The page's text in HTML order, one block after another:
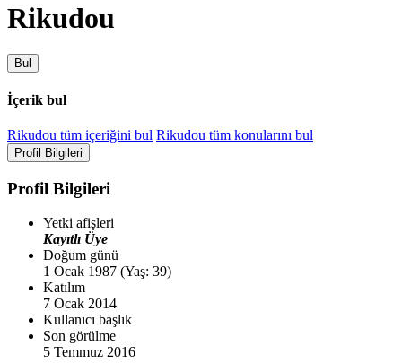
Rikudou
Bul
İçerik bul
Rikudou tüm içeriğini bul Rikudou tüm konularını bul
Profil Bilgileri
Profil Bilgileri
Yetki afişleri
Kayıtlı Üye
Doğum günü
1 Ocak 1987 (Yaş: 39)
Katılım
7 Ocak 2014
Kullanıcı başlık
Son görülme
5 Temmuz 2016